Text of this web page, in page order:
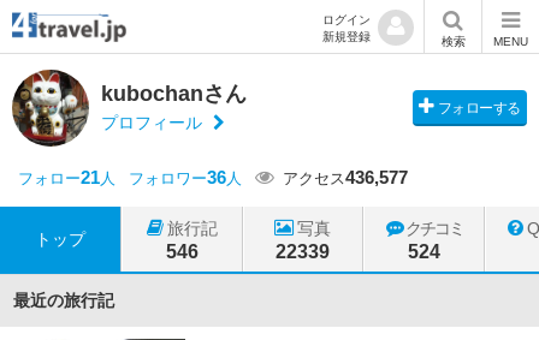
ログイン
新規登録
検索 MENU
kubochanさん
プロフィール
フォローする
フォロー21人 フォロワー36人 アクセス436,577
トップ
旅行記
546
写真
22339
クチコミ
524
最近の旅行記